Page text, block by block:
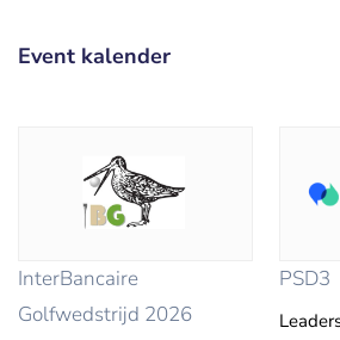
Event kalender
InterBancaire
Golfwedstrijd 2026
PSD3